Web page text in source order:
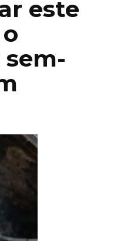
este